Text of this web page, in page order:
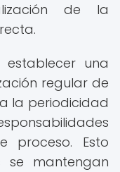
de la
establecer una
regular de
la periodicidad
proceso. Esto
mantengan